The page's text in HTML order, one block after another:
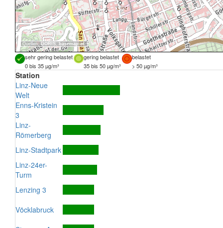
Quellen:DORIS, basemap.at
sehr gering belastet gering belastet
belastet
0 bis 35 µg/m³
35 bis 50 µg/m³ > 50 µg/m³
Station
Linz-Neue
Welt
Enns-Kristein
3
Linz-
Römerberg
Linz-Stadtpark
Linz-24er-
Turm
Lenzing 3
Vöcklabruck